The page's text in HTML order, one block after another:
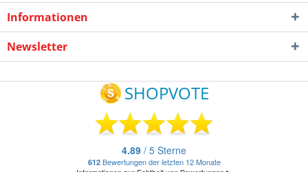
Informationen
Newsletter